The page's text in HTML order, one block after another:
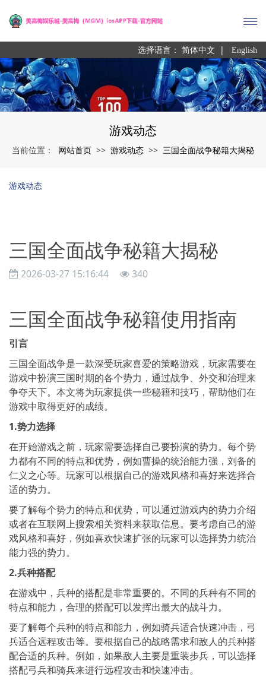
选择语言： 简体中文 | English
游戏动态
当前位置： 网站首页 >> 游戏动态 >> 三国全面战争秘籍大揭秘
游戏动态
三国全面战争秘籍大揭秘
2026-03-27 15:16:44 340
三国全面战争秘籍使用指南
引言
三国全面战争是一款深受玩家喜爱的策略游戏，玩家需要在
游戏中扮演三国时期的各个势力，通过战争、外交和治理来
争夺天下。本文将为玩家提供一些秘籍和技巧，帮助他们在
游戏中取得更好的成绩。
1.势力选择
在开始游戏之前，玩家需要选择自己要扮演的势力。每个势
力都有不同的特点和优势，例如曹操的统治能力强，刘备的
仁义之心等。玩家可以根据自己的游戏风格和喜好来选择合
适的势力。
要了解每个势力的特点和优势，可以通过游戏内的势力介绍
或者在互联网上搜索相关资料来获取信息。要考虑自己的游
戏风格和喜好，例如喜欢快速扩张的玩家可以选择势力统治
能力强的势力。
2.兵种搭配
在游戏中，兵种的搭配是非常重要的。不同的兵种有不同的
特点和能力，合理的搭配可以发挥出最大的战斗力。
要了解每个兵种的特点和能力，例如骑兵适合快速冲击，弓
兵适合远程攻击等。要根据自己的战略需求和敌人的兵种搭
配合适的兵种。例如，如果敌人主要是重装步兵，可以选择
搭配弓兵和骑兵来进行远程攻击和快速冲击。